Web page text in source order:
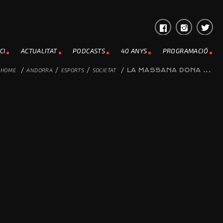
ACTUALITAT PODCASTS 40 ANYS PROGRAMACIÓ
HOME / ANDORRA / ESPORTS / SOCIETAT / LA MASSANA DONA ...